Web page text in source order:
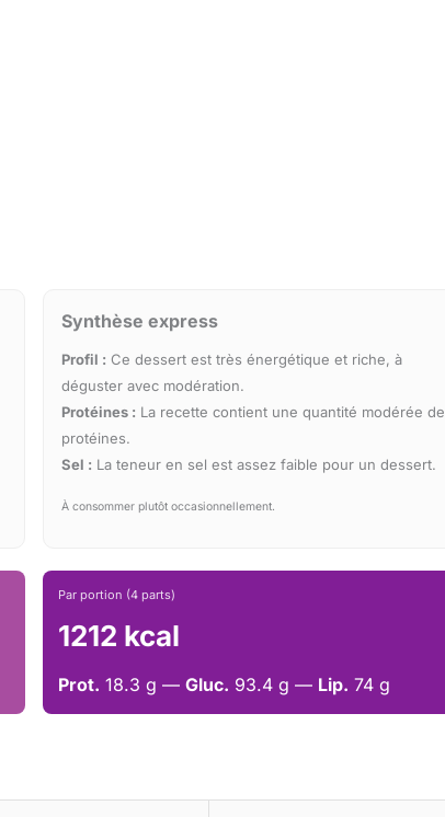
Synthèse express
Profil : Ce dessert est très énergétique et riche, à
déguster avec modération.
Protéines : La recette contient une quantité modérée de
protéines.
Sel : La teneur en sel est assez faible pour un dessert.
À consommer plutôt occasionnellement.
Par portion (4 parts)
1212 kcal
Prot. 18.3 g —Gluc. 93.4 g — Lip. 74 g